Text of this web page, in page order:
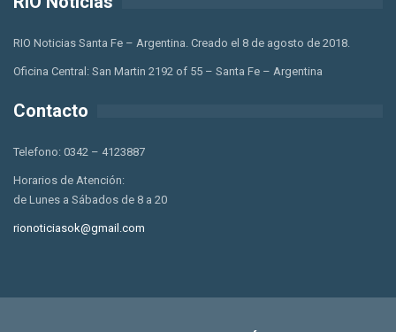
RIO Noticias Santa Fe – Argentina. Creado el 8 de agosto de 2018.
Oficina Central: San Martin 2192 of 55 – Santa Fe – Argentina
Contacto
Telefono: 0342 – 4123887
Horarios de Atención:
de Lunes a Sábados de 8 a 20
rionoticiasok@gmail.com